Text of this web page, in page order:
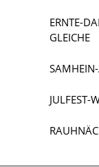
ERNTE-
GLEICHE
JULFEST-